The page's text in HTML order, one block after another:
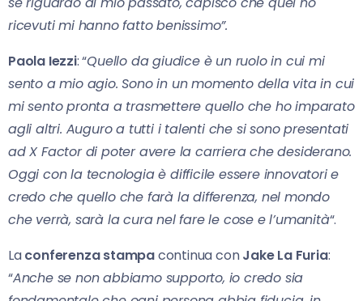
ricevuti mi hanno fatto benissimo”.
Paola Iezzi: “Quello da giudice è un ruolo in cui mi
sento a mio agio. Sono in un momento della vita in cui
mi sento pronta a trasmettere quello che ho imparato
agli altri. Auguro a tutti i talenti che si sono presentati
ad X Factor di poter avere la carriera che desiderano.
Oggi con la tecnologia è difficile essere innovatori e
credo che quello che farà la differenza, nel mondo
che verrà, sarà la cura nel fare le cose e l’umanità“.
Laconferenza stampacontinua conJake La Furia:
“Anche se non abbiamo supporto, io credo sia